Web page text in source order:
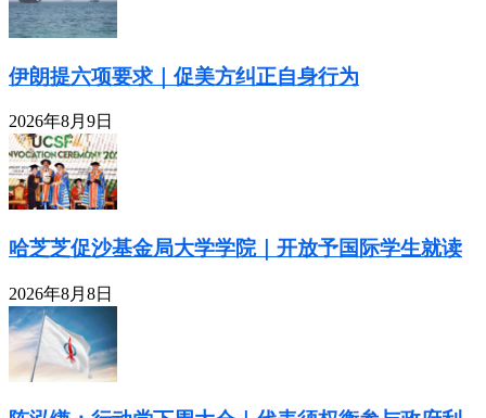
伊朗提六项要求｜促美方纠正自身行为
2026年8月9日
哈芝芝促沙基金局大学学院｜开放予国际学生就读
2026年8月8日